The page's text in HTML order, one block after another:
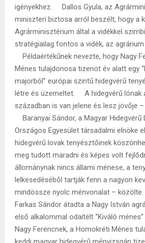
igényekhez. Dallos Gyula, az
miniszteri biztosa arról beszélt, hogy a
Agrárminisztérium által a vidékkel
stratégiailag fontos a vidék, az
Példaértékűnek nevezte, hogy Nagy
Ménes tulajdonosa tizenöt év alatt egy
majorból” európai szintű hidegvérű
létre és üzemeltet. A hidegvérű lónak
században is van jelene és lesz jövője
Baranyai Sándor, a Magyar Hidegvérű
Országos Egyesület társadalmi elnöke
hidegvérű lovak tenyésztőinek
meg tudott maradni és képes volt
állománynak nincs állami ménese, a
lelkesedéséből tartják fenn a nagyon
mindössze nyolc ménvonalat –
Farkas Sándor átadta a Nagy István
első alkalommal odaítélt “Kiváló
Nagy Ferencnek, a Homokréti Ménes